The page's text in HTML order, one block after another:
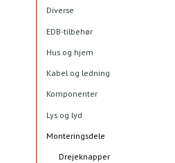
Diverse
EDB-tilbehør
Hus og hjem
Kabel og ledning
Komponenter
Lys og lyd
Monteringsdele
Drejeknapper